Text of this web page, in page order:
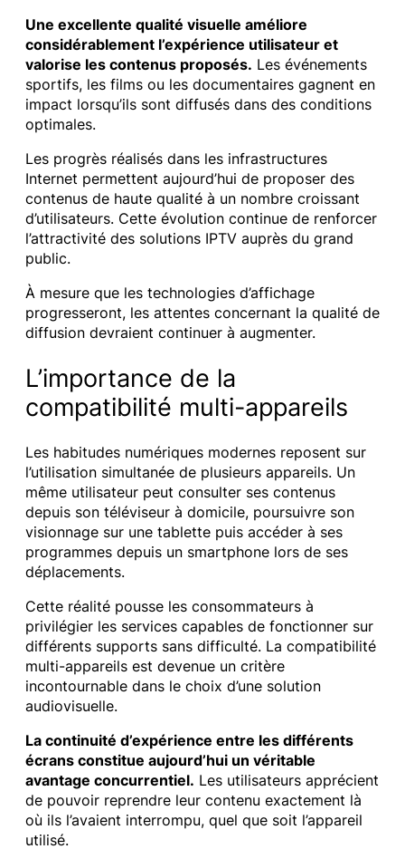
Une excellente qualité visuelle améliore
considérablement l’expérience utilisateur et
valorise les contenus proposés. Les événements
sportifs, les films ou les documentaires gagnent en
impact lorsqu’ils sont diffusés dans des conditions
optimales.
Les progrès réalisés dans les infrastructures
Internet permettent aujourd’hui de proposer des
contenus de haute qualité à un nombre croissant
d’utilisateurs. Cette évolution continue de renforcer
l’attractivité des solutions IPTV auprès du grand
public.
À mesure que les technologies d’affichage
progresseront, les attentes concernant la qualité de
diffusion devraient continuer à augmenter.
L’importance de la
compatibilité multi-appareils
Les habitudes numériques modernes reposent sur
l’utilisation simultanée de plusieurs appareils. Un
même utilisateur peut consulter ses contenus
depuis son téléviseur à domicile, poursuivre son
visionnage sur une tablette puis accéder à ses
programmes depuis un smartphone lors de ses
déplacements.
Cette réalité pousse les consommateurs à
privilégier les services capables de fonctionner sur
différents supports sans difficulté. La compatibilité
multi-appareils est devenue un critère
incontournable dans le choix d’une solution
audiovisuelle.
La continuité d’expérience entre les différents
écrans constitue aujourd’hui un véritable
avantage concurrentiel. Les utilisateurs apprécient
de pouvoir reprendre leur contenu exactement là
où ils l’avaient interrompu, quel que soit l’appareil
utilisé.